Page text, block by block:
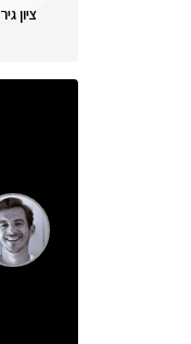
ציון גיר